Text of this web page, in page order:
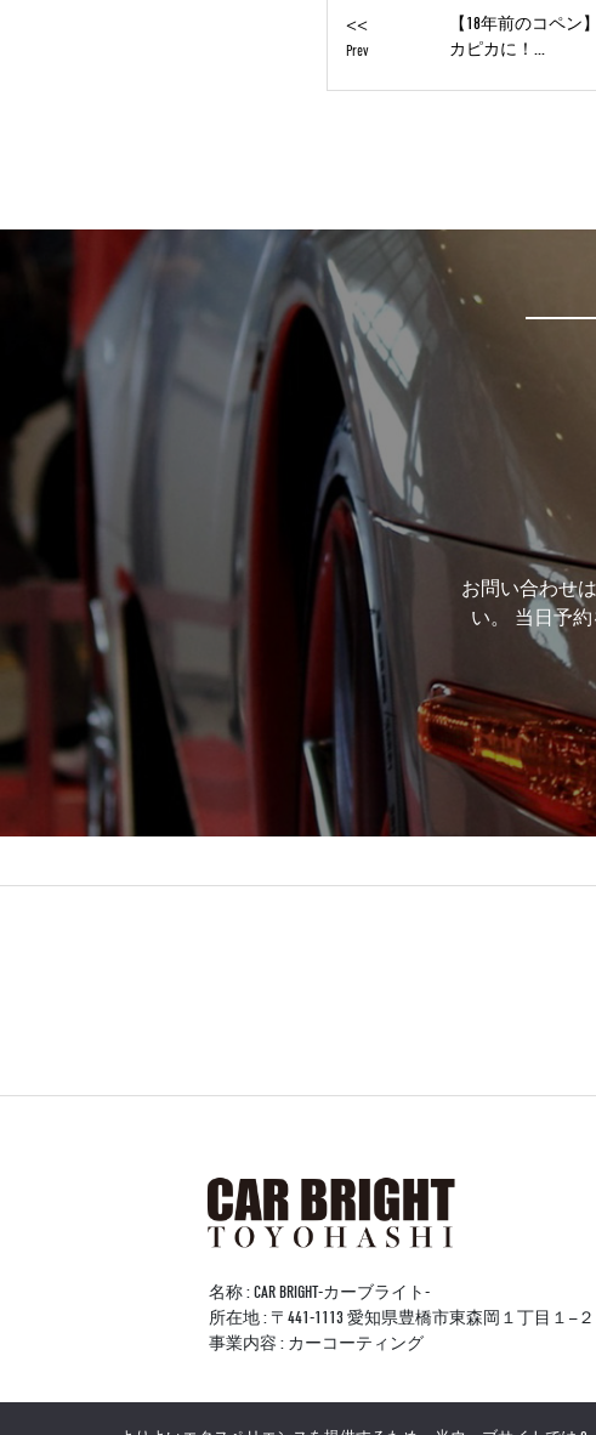
<<
Prev
【18年前のコペン
カピカに！...
お問い合わせ
い。 当日予
名称 : CAR BRIGHT-カーブライト-
所在地 : 〒441-1113 愛知県豊橋市東森岡１丁目１−２
事業内容 : カーコーティング